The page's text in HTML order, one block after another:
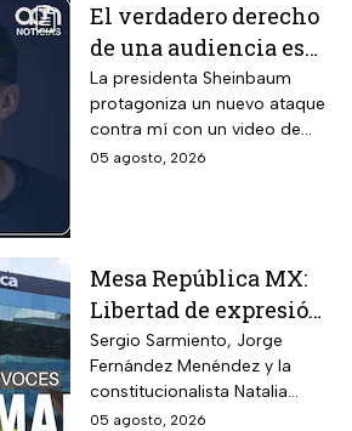
pagos pendientes.
El verdadero derecho
de una audiencia es
tener la opción de
cambiar de canal,
opina Sergio
Sarmiento
La presidenta Sheinbaum
protagoniza un nuevo ataque
contra mí con un video de
hace 26 años.
05 agosto, 2026
Mesa República MX:
Libertad de expresión
en riesgo y los
ataques contra TV
Azteca
Sergio Sarmiento, Jorge
Fernández Menéndez y la
constitucionalista Natalia
Torres analizan los recientes
05 agosto, 2026